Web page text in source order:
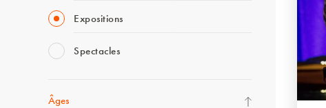
Expositions
Spectacles
Âges